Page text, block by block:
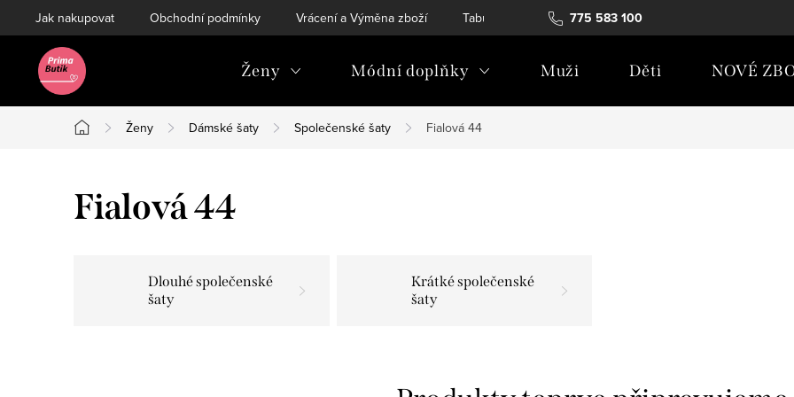
na
775 583 100
Jak nakupovat Obchodní podmínky Vrácení a Výměna zboží Tabulky velikostí Soubory Cookies
Ženy Módní doplňky Muži Děti NOVÉ
Domů
Ženy Dámské šaty Společenské šaty Fialová 44
Fialová 44
Dlouhé společenské
šaty
Krátké společenské
šaty